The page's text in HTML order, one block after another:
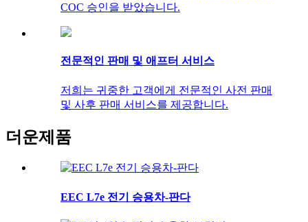
COC 승인을 받았습니다.
전문적인 판매 및 애프터 서비스
저희는 귀중한 고객에게 전문적인 사전 판매
및 사후 판매 서비스를 제공합니다.
더운제품
EEC L7e 전기 승용차-판다